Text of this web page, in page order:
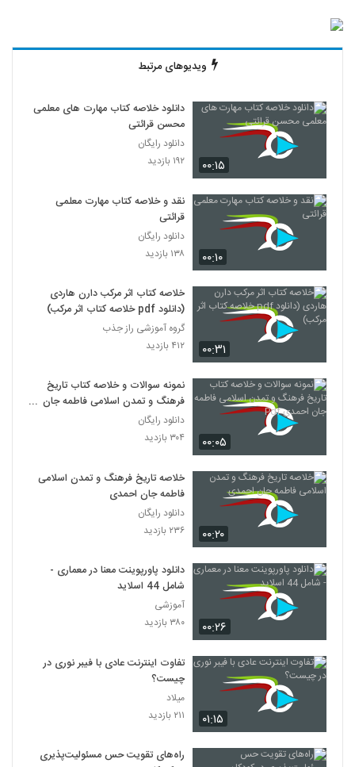
ویدیوهای مرتبط
۰۰:۱۵
دانلود خلاصه کتاب مهارت های معلمی
محسن قرائتی
دانلود رایگان
۱۹۲ بازدید
۰۰:۱۰
نقد و خلاصه کتاب مهارت معلمی
قرائتی
دانلود رایگان
۱۳۸ بازدید
۰۰:۳۱
خلاصه کتاب اثر مرکب دارن هاردی
(دانلود pdf خلاصه کتاب اثر مرکب)
گروه آموزشی راز جذب
۴۱۲ بازدید
۰۰:۰۵
نمونه سوالات و خلاصه کتاب تاریخ
فرهنگ و تمدن اسلامی فاطمه جان
احمدی Pdf
دانلود رایگان
۳۰۴ بازدید
۰۰:۲۰
خلاصه تاریخ فرهنگ و تمدن اسلامی
فاطمه جان احمدی
دانلود رایگان
۲۳۶ بازدید
۰۰:۲۶
دانلود پاورپوینت معنا در معماری -
شامل 44 اسلاید
آموزشی
۳۸۰ بازدید
۰۱:۱۵
تفاوت اینترنت عادی با فیبر نوری در
چیست؟
میلاد
۲۱۱ بازدید
راه‌های تقویت حس مسئولیت‌پذیری